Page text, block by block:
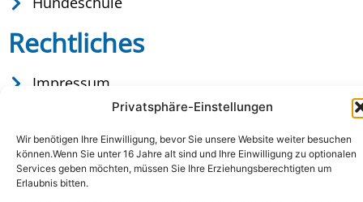
Privatsphäre-Einstellungen
Wir benötigen Ihre Einwilligung, bevor Sie unsere Website weiter besuchen
können.Wenn Sie unter 16 Jahre alt sind und Ihre Einwilligung zu optionalen
Services geben möchten, müssen Sie Ihre Erziehungsberechtigten um
Erlaubnis bitten.
Rechtliches
Impressum
Datenschutz